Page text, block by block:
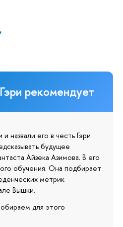
рекомендует
назвали его в честь Гэри
будущее
Айзека Азимова. В его
обучения. Она подбирает
метрик
Вышки.
для этого